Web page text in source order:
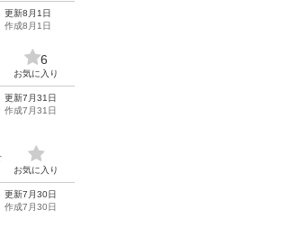
更新8月1日
作成8月1日
6
お気に入り
更新7月31日
作成7月31日
お気に入り
更新7月30日
作成7月30日